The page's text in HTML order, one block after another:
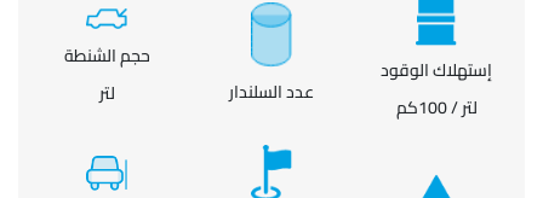
إستهلاك الوقود
لتر / 100كم
عدد السلندار
حجم الشنطة
لتر